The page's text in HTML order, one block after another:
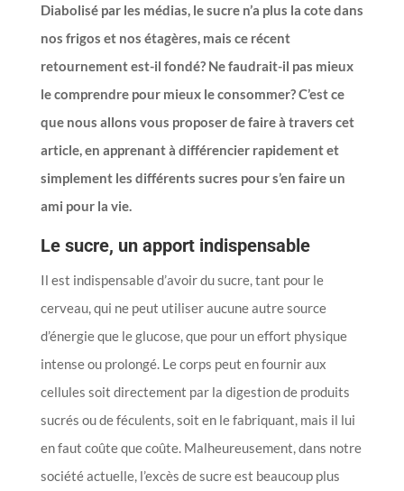
Diabolisé par les médias, le sucre n’a plus la cote dans
nos frigos et nos étagères, mais ce récent
retournement est-il fondé? Ne faudrait-il pas mieux
le comprendre pour mieux le consommer? C’est ce
que nous allons vous proposer de faire à travers cet
article, en apprenant à différencier rapidement et
simplement les différents sucres pour s’en faire un
ami pour la vie.
Le sucre, un apport indispensable
Il est indispensable d’avoir du sucre, tant pour le
cerveau, qui ne peut utiliser aucune autre source
d’énergie que le glucose, que pour un effort physique
intense ou prolongé. Le corps peut en fournir aux
cellules soit directement par la digestion de produits
sucrés ou de féculents, soit en le fabriquant, mais il lui
en faut coûte que coûte. Malheureusement, dans notre
société actuelle, l’excès de sucre est beaucoup plus